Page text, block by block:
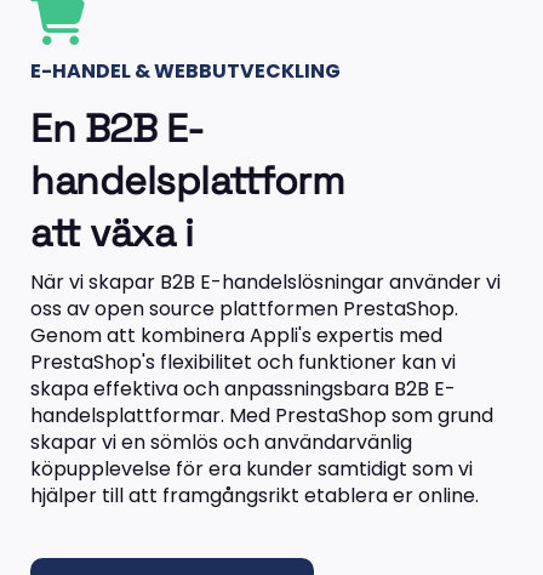
E-HANDEL & WEBBUTVECKLING
En B2B E-
handelsplattform
att växa i
När vi skapar B2B E-handelslösningar använder vi
oss av open source plattformen PrestaShop.
Genom att kombinera Appli's expertis med
PrestaShop's flexibilitet och funktioner kan vi
skapa effektiva och anpassningsbara B2B E-
handelsplattformar. Med PrestaShop som grund
skapar vi en sömlös och användarvänlig
köpupplevelse för era kunder samtidigt som vi
hjälper till att framgångsrikt etablera er online.